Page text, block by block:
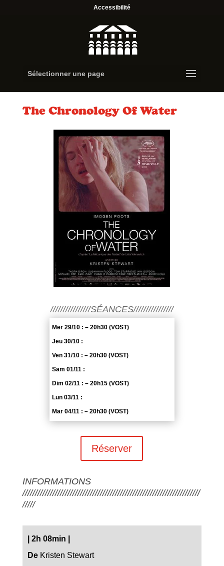
Accessibilité
Sélectionner une page
The Chronology Of Water
////////////////SÉANCES////////////////
Mer 29/10 : – 20h30 (VOST)
Jeu 30/10 :
Ven 31/10 : – 20h30 (VOST)
Sam 01/11 :
Dim 02/11 : – 20h15 (VOST)
Lun 03/11 :
Mar 04/11 : – 20h30 (VOST)
Réserver
INFORMATIONS
///////////////////////////////////////////////////////////////////////
/////
2h 08min
DeKristen Stewart